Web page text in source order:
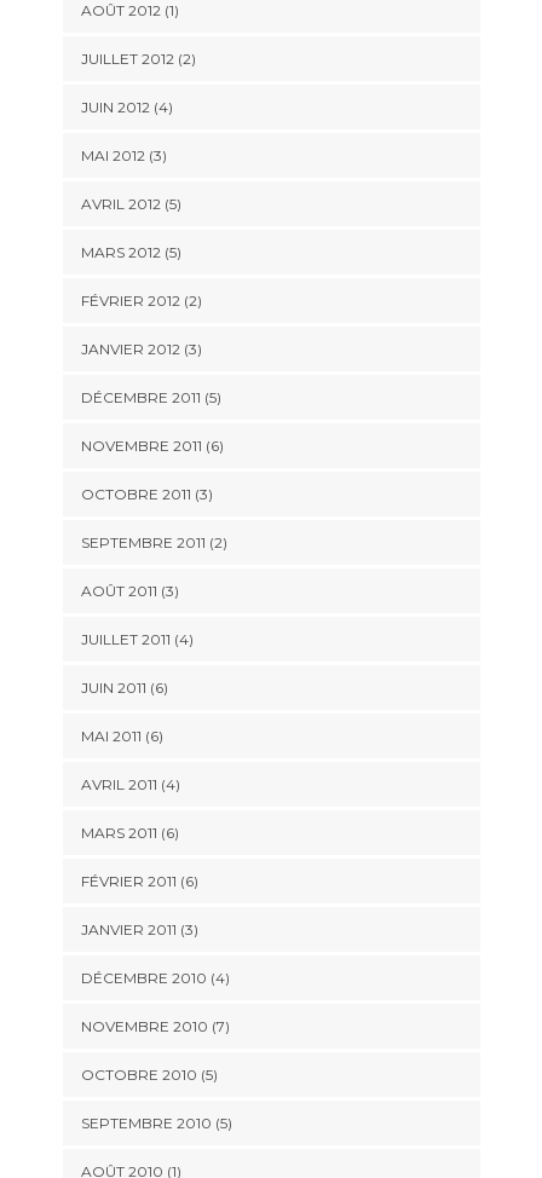
AOÛT 2012(1)
JUILLET 2012(2)
JUIN 2012(4)
MAI 2012(3)
AVRIL 2012(5)
MARS 2012(5)
FÉVRIER 2012(2)
JANVIER 2012(3)
DÉCEMBRE 2011 (5)
NOVEMBRE 2011 (6)
OCTOBRE 2011 (3)
SEPTEMBRE 2011 (2)
AOÛT 2011 (3)
JUILLET 2011 (4)
JUIN 2011 (6)
MAI 2011 (6)
AVRIL 2011 (4)
MARS 2011 (6)
FÉVRIER 2011 (6)
JANVIER 2011 (3)
DÉCEMBRE 2010 (4)
NOVEMBRE 2010 (7)
OCTOBRE 2010 (5)
SEPTEMBRE 2010 (5)
AOÛT 2010 (1)